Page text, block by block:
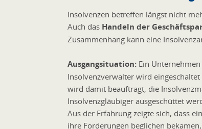
Insolvenzen betreffen längst nicht
Auch das Handeln der
Zusammenhang kann eine
Ausgangsituation: Ein
Insolvenzverwalter wird
wird damit beauftragt, die
Insolvenzgläubiger ausgeschüttet
Aus der Erfahrung zeigte sich, dass
ihre Forderungen beglichen